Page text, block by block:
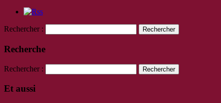
Rechercher :
Recherche
Rechercher :
Et aussi